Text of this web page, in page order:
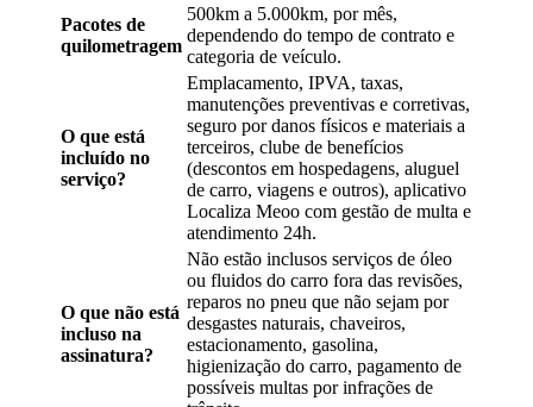
Pacotes de
quilometragem
500km a 5.000km, por mês,
dependendo do tempo de contrato e
categoria de veículo.
O que está
incluído no
serviço?
Emplacamento, IPVA, taxas,
manutenções preventivas e corretivas,
seguro por danos físicos e materiais a
terceiros, clube de benefícios
(descontos em hospedagens, aluguel
de carro, viagens e outros), aplicativo
Localiza Meoo com gestão de multa e
atendimento 24h.
O que não está
incluso na
assinatura?
Não estão inclusos serviços de óleo
ou fluidos do carro fora das revisões,
reparos no pneu que não sejam por
desgastes naturais, chaveiros,
estacionamento, gasolina,
higienização do carro, pagamento de
possíveis multas por infrações de